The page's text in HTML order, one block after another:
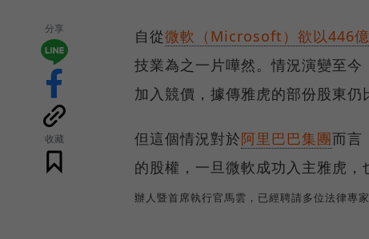
分享
收藏
自從微軟（Microsoft）欲以446億
技業為之一片嘩然。情況演變至
加入競價，據傳雅虎的部份股東仍
但這個情況對於阿里巴巴集團而言
的股權，一旦微軟成功入主雅虎，
辦人暨首席執行官馬雲，已經聘請多位法律專